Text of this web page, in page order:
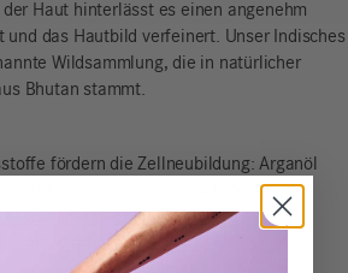
Haut hinterlässt es einen angenehm
das Hautbild verfeinert. Unser Indisches
Wildsammlung, die in natürlicher
Bhutan stammt.
fördern die Zellneubildung: Arganöl
das Haar und hält es geschmeidig.
fair gehandelt aus Marokko.
gefallen …